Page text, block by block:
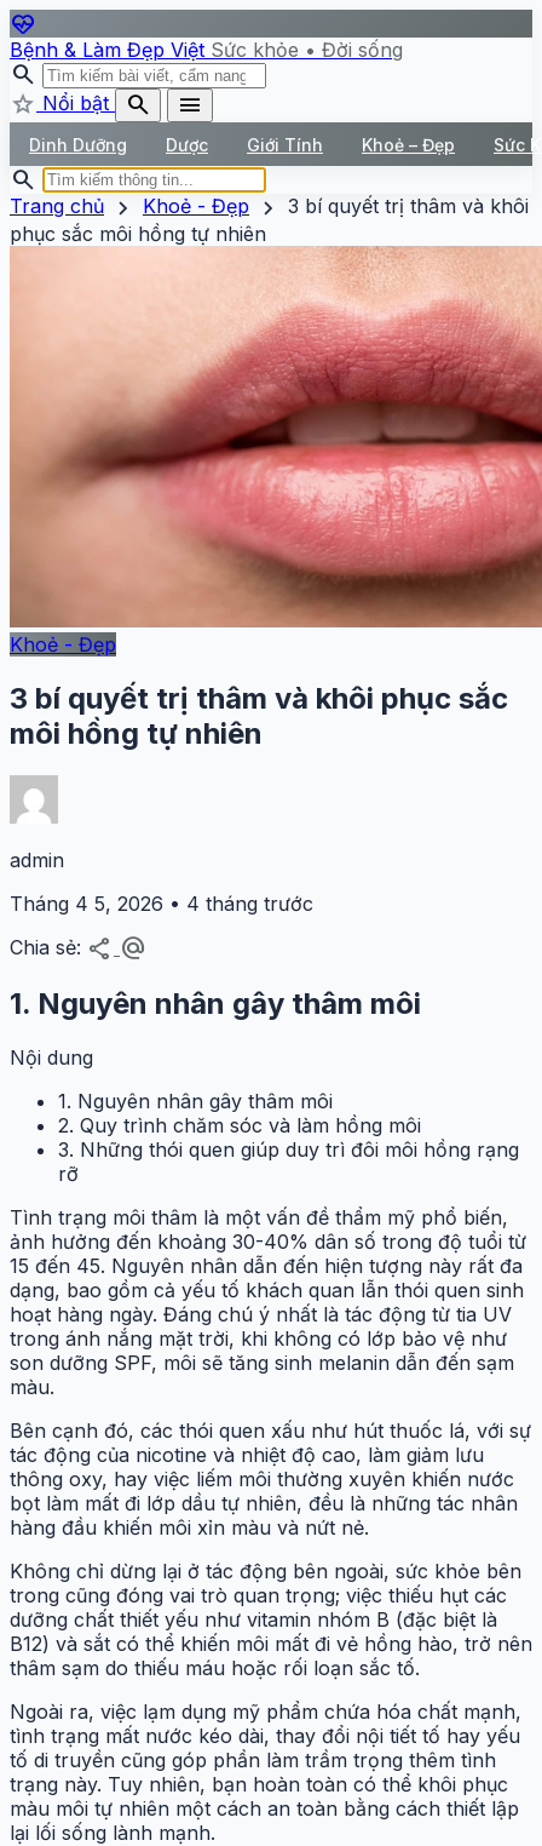
ecg_heart
Bệnh & Làm Đẹp Việt Sức khỏe • Đời sống
search
star Nổi bật search menu
Dinh Dưỡng Dược Giới Tính Khoẻ – Đẹp Sức
search
Trang chủ chevron_right Khoẻ - Đẹp chevron_right
3 bí quyết trị thâm và khôi
phục sắc môi hồng tự nhiên
Khoẻ - Đẹp
3 bí quyết trị thâm và khôi phục sắc
môi hồng tự nhiên
admin
Tháng 4 5, 2026 • 4 tháng trước
Chia sẻ: share alternate_email
1. Nguyên nhân gây thâm môi
Nội dung
1. Nguyên nhân gây thâm môi
2. Quy trình chăm sóc và làm hồng môi
3. Những thói quen giúp duy trì đôi môi hồng rạng
rỡ
Tình trạng môi thâm là một vấn đề thẩm mỹ phổ biến,
ảnh hưởng đến khoảng 30-40% dân số trong độ tuổi từ
15 đến 45. Nguyên nhân dẫn đến hiện tượng này rất đa
dạng, bao gồm cả yếu tố khách quan lẫn thói quen sinh
hoạt hàng ngày. Đáng chú ý nhất là tác động từ tia UV
trong ánh nắng mặt trời, khi không có lớp bảo vệ như
son dưỡng SPF, môi sẽ tăng sinh melanin dẫn đến sạm
màu.
Bên cạnh đó, các thói quen xấu như hút thuốc lá, với sự
tác động của nicotine và nhiệt độ cao, làm giảm lưu
thông oxy, hay việc liếm môi thường xuyên khiến nước
bọt làm mất đi lớp dầu tự nhiên, đều là những tác nhân
hàng đầu khiến môi xỉn màu và nứt nẻ.
Không chỉ dừng lại ở tác động bên ngoài, sức khỏe bên
trong cũng đóng vai trò quan trọng; việc thiếu hụt các
dưỡng chất thiết yếu như vitamin nhóm B (đặc biệt là
B12) và sắt có thể khiến môi mất đi vẻ hồng hào, trở nên
thâm sạm do thiếu máu hoặc rối loạn sắc tố.
Ngoài ra, việc lạm dụng mỹ phẩm chứa hóa chất mạnh,
tình trạng mất nước kéo dài, thay đổi nội tiết tố hay yếu
tố di truyền cũng góp phần làm trầm trọng thêm tình
trạng này. Tuy nhiên, bạn hoàn toàn có thể khôi phục
màu môi tự nhiên một cách an toàn bằng cách thiết lập
lại lối sống lành mạnh.